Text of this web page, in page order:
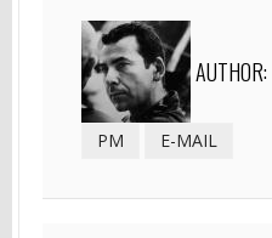
AUTHOR:
PM E-MAIL